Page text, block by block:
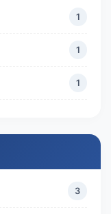
1
1
1
3